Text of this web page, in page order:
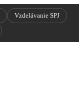
Vzdelávanie SPJ